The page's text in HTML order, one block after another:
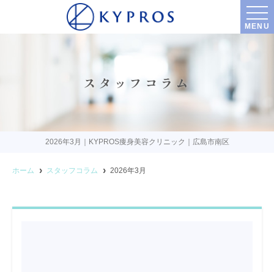
MENU
スタッフコラム
2026年3月｜KYPROS痩身美容クリニック｜広島市南区
ホーム スタッフコラム 2026年3月